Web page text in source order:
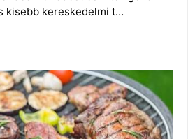
kisebb kereskedelmi t…